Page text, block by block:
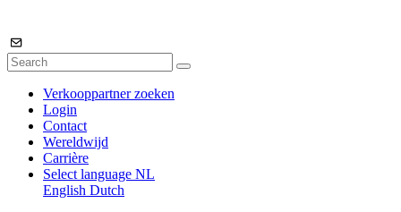
Verkooppartner zoeken
Login
Contact
Wereldwijd
Carrière
Select language NL
English Dutch